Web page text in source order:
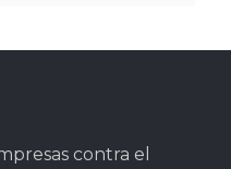
contra el